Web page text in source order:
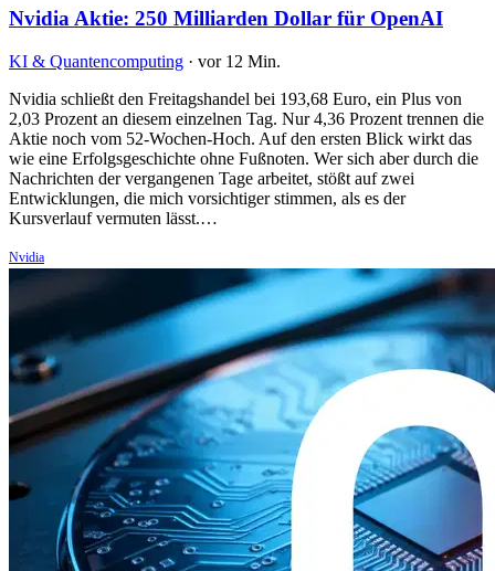
Nvidia Aktie: 250 Milliarden Dollar für OpenAI
KI & Quantencomputing · vor 12 Min.
Nvidia schließt den Freitagshandel bei 193,68 Euro, ein Plus von
2,03 Prozent an diesem einzelnen Tag. Nur 4,36 Prozent trennen die
Aktie noch vom 52-Wochen-Hoch. Auf den ersten Blick wirkt das
wie eine Erfolgsgeschichte ohne Fußnoten. Wer sich aber durch die
Nachrichten der vergangenen Tage arbeitet, stößt auf zwei
Entwicklungen, die mich vorsichtiger stimmen, als es der
Kursverlauf vermuten lässt.…
Nvidia